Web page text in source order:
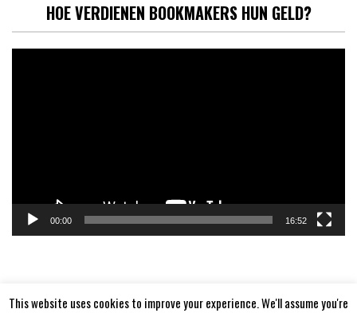
HOE VERDIENEN BOOKMAKERS HUN GELD?
00:00 16:52
This website uses cookies to improve your experience. We'll assume you're